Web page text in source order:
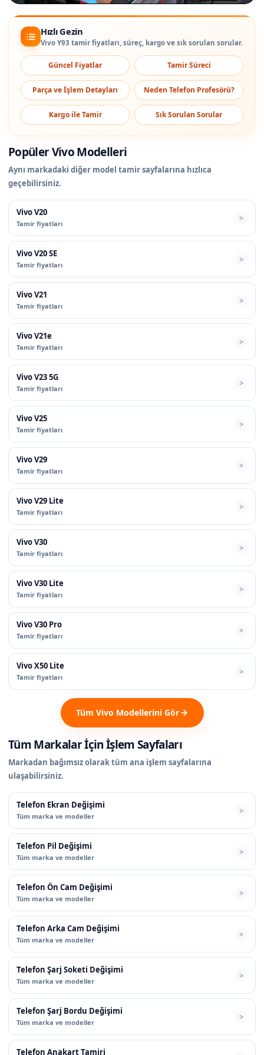
Hızlı Gezin
Vivo Y93 tamir fiyatları, süreç, kargo ve sık sorulan sorular.
Güncel Fiyatlar Tamir Süreci
Parça ve İşlem Detayları Neden Telefon Profesörü?
Kargo ile Tamir Sık Sorulan Sorular
Popüler Vivo Modelleri
Aynı markadaki diğer model tamir sayfalarına hızlıca
geçebilirsiniz.
Vivo V20
Tamir fiyatları
Vivo V20 SE
Tamir fiyatları
Vivo V21
Tamir fiyatları
Vivo V21e
Tamir fiyatları
Vivo V23 5G
Tamir fiyatları
Vivo V25
Tamir fiyatları
Vivo V29
Tamir fiyatları
Vivo V29 Lite
Tamir fiyatları
Vivo V30
Tamir fiyatları
Vivo V30 Lite
Tamir fiyatları
Vivo V30 Pro
Tamir fiyatları
Vivo X50 Lite
Tamir fiyatları
Tüm Vivo Modellerini Gör
Tüm Markalar İçin İşlem Sayfaları
Markadan bağımsız olarak tüm ana işlem sayfalarına
ulaşabilirsiniz.
Telefon Ekran Değişimi
Tüm marka ve modeller
Telefon Pil Değişimi
Tüm marka ve modeller
Telefon Ön Cam Değişimi
Tüm marka ve modeller
Telefon Arka Cam Değişimi
Tüm marka ve modeller
Telefon Şarj Soketi Değişimi
Tüm marka ve modeller
Telefon Şarj Bordu Değişimi
Tüm marka ve modeller
Telefon Anakart Tamiri